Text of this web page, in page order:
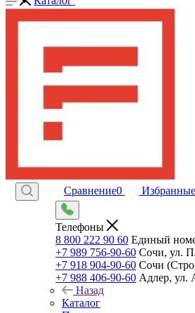
Сравнение0
Телефоны
8 800 222 90 60 Единый
+7 989 756-90-60 Сочи, ул.
+7 918 904-90-60 Сочи
+7 988 406-90-60 Адлер, ул.
Назад
Каталог